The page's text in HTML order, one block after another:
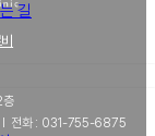
길
층
l 전화 : 031-755-6875